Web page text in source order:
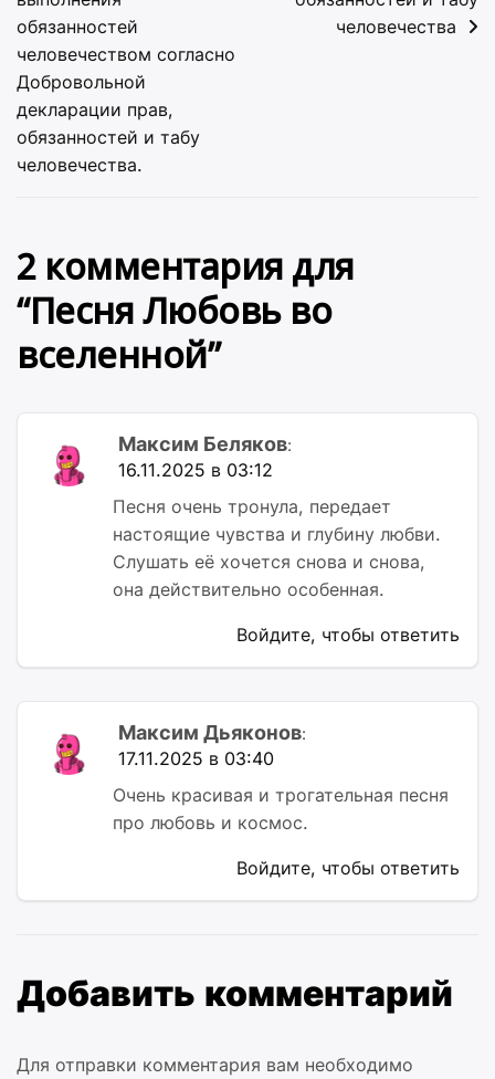
обязанностей
человечеством согласно
Добровольной
декларации прав,
обязанностей и табу
человечества.
человечества
2 комментария для
“Песня Любовь во
вселенной”
Максим Беляков:
16.11.2025 в 03:12
Песня очень тронула, передает
настоящие чувства и глубину любви.
Слушать её хочется снова и снова,
она действительно особенная.
Войдите, чтобы ответить
Максим Дьяконов:
17.11.2025 в 03:40
Очень красивая и трогательная песня
про любовь и космос.
Войдите, чтобы ответить
Добавить комментарий
Для отправки комментария вам необходимо